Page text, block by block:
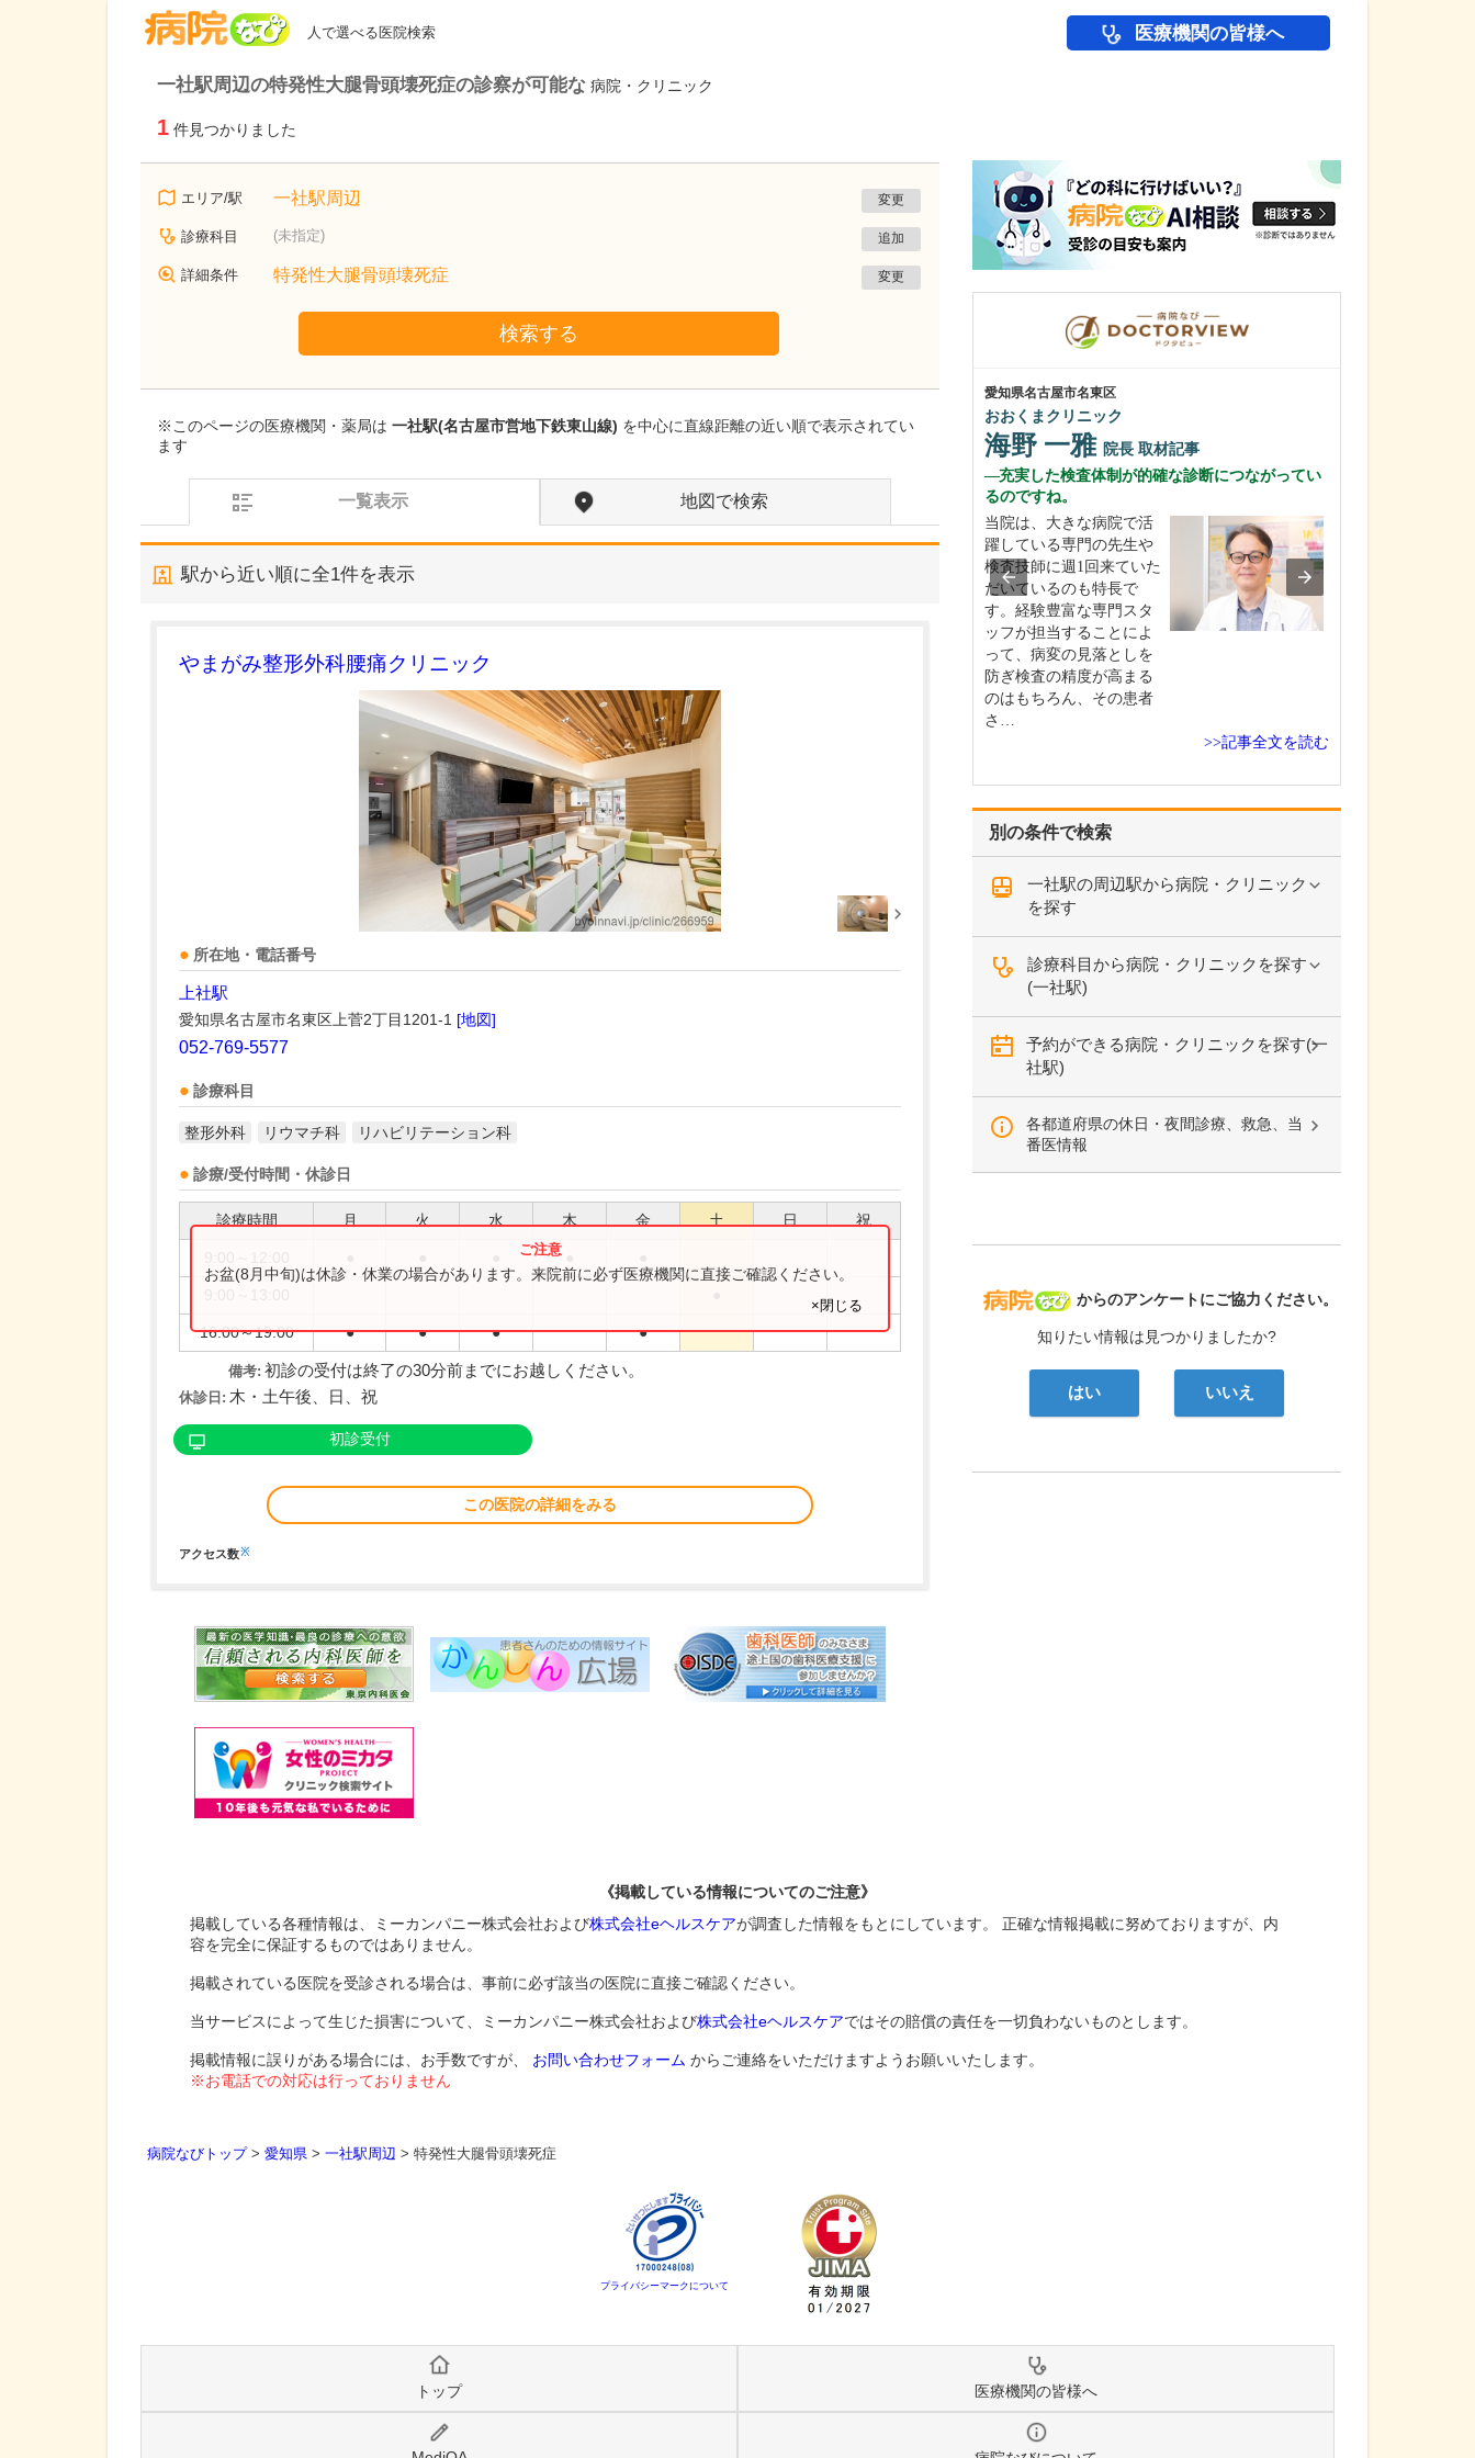
人で選べる医院検索 医療機関の皆様へ
一社駅周辺の特発性大腿骨頭壊死症の診察が可能な 病院・クリニック
1 件見つかりました
エリア/駅 一社駅周辺 変更
診療科目 (未指定) 追加
詳細条件 特発性大腿骨頭壊死症 変更
検索する
※このページの医療機関・薬局は 一社駅(名古屋市営地下鉄東山線) を中心に直線距離の近い順で表示されてい
ます
一覧表示 地図で検索
駅から近い順に全1件を表示
やまがみ整形外科腰痛クリニック
所在地・電話番号
上社駅
愛知県名古屋市名東区上菅2丁目1201-1 [地図]
052-769-5577
診療科目
整形外科 リウマチ科 リハビリテーション科
診療/受付時間・休診日
診療時間 月 火 水 木 金 土 日 祝
16:00～19:00 ● ● ● ●
お盆(8月中旬)は休診・休業の場合があります。来院前に必ず医療機関に直接ご確認ください。
×閉じる
備考: 初診の受付は終了の30分前までにお越しください。
休診日: 木・土午後、日、祝
初診受付
この医院の詳細をみる
アクセス数※
別の条件で検索
一社駅の周辺駅から病院・クリニック
を探す
診療科目から病院・クリニックを探す
(一社駅)
予約ができる病院・クリニックを探す(一
社駅)
各都道府県の休日・夜間診療、救急、当
番医情報
病院なび
からのアンケートにご協力ください。
知りたい情報は見つかりましたか?
はい いいえ
愛知県名古屋市名東区
おおくまクリニック
海野 一雅 院長 取材記事
充実した検査体制が的確な診断につながってい
るのですね。
当院は、大きな病院で活
躍している専門の先生や
検査技師に週1回来ていた
だいているのも特長で
す。経験豊富な専門スタ
ッフが担当することによ
って、病変の見落としを
防ぎ検査の精度が高まる
のはもちろん、その患者
さ…
>>記事全文を読む
広島県広島市東区
山下内科消化器科クリニック
特に、力を入れている診療についてお聞かせく
ここ最近、増加傾向にあ
る「下痢」や「便秘」な
れらの症状の原因には、
…
《掲載している情報についてのご注意》
掲載している各種情報は、ミーカンパニー株式会社および株式会社eヘルスケアが調査した情報をもとにしています。 正確な情報掲載に努めておりますが、内
容を完全に保証するものではありません。
掲載されている医院を受診される場合は、事前に必ず該当の医院に直接ご確認ください。
当サービスによって生じた損害について、ミーカンパニー株式会社および株式会社eヘルスケアではその賠償の責任を一切負わないものとします。
掲載情報に誤りがある場合には、お手数ですが、 お問い合わせフォーム からご連絡をいただけますようお願いいたします。
※お電話での対応は行っておりません
病院なびトップ> 愛知県 > 一社駅周辺 > 特発性大腿骨頭壊死症
プライバシーマークについて
トップ 医療機関の皆様へ